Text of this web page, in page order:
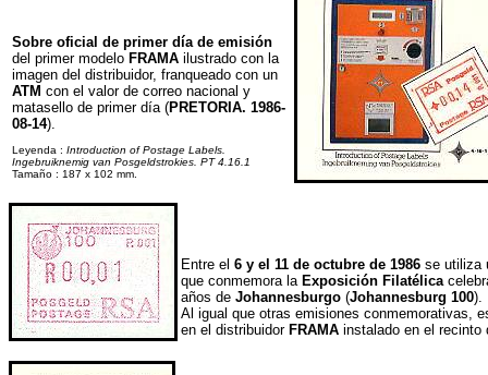
Sobre oficial de primer día de emisión
del primer modelo FRAMA ilustrado con la
imagen del distribuidor, franqueado con un
ATM con el valor de correo nacional y
matasello de primer día (PRETORIA. 1986-
08-14).
Leyenda : Introduction of Postage Labels.
Ingebruiknemig van Posgeldstrokies. PT 4.16.1
Tamaño : 187 x 102 mm.
Entre el 6 y el 11 de octubre de 1986 se utiliza
que conmemora la Exposición Filatélica
años de Johannesburgo (Johannesburg 100).
Al igual que otras emisiones conmemorativas,
en el distribuidor FRAMA instalado en el recinto